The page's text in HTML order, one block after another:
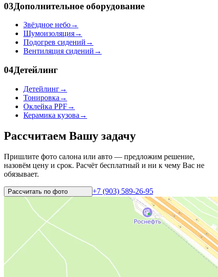
03Дополнительное оборудование
Звёздное небо→
Шумоизоляция→
Подогрев сидений →
Вентиляция сидений →
04Детейлинг
Детейлинг→
Тонировка →
Оклейка PPF→
Керамика кузова →
Рассчитаем Вашу задачу
Пришлите фото салона или авто — предложим решение,
назовём цену и срок. Расчёт бесплатный и ни к чему Вас не
обязывает.
Рассчитать по фото +7 (903) 589-26-95